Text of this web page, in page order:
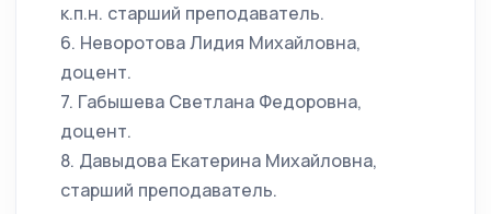
к.п.н. старший преподаватель.
6. Неворотова Лидия Михайловна,
доцент.
7. Габышева Светлана Федоровна,
доцент.
8. Давыдова Екатерина Михайловна,
старший преподаватель.